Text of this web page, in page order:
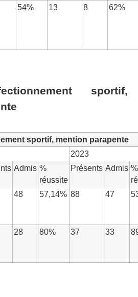
54% 13 8 62%
sportif,
sportif, mention parapente
2023
Admis %
réussite
Présents Admis %
48 57,14% 88 47
28 80% 37 33